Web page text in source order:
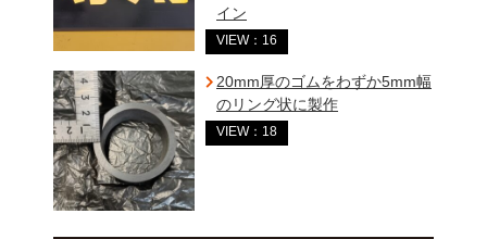
イン
VIEW：16
20mm厚のゴムをわずか5mm幅
のリング状に製作
VIEW：18